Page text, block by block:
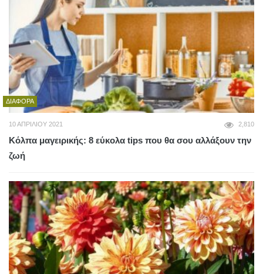
ΔΙΆΦΟΡΑ
10 ΑΠΡΙΛΊΟΥ 2021 2,810
Κόλπα μαγειρικής: 8 εύκολα tips που θα σου αλλάξουν την
ζωή